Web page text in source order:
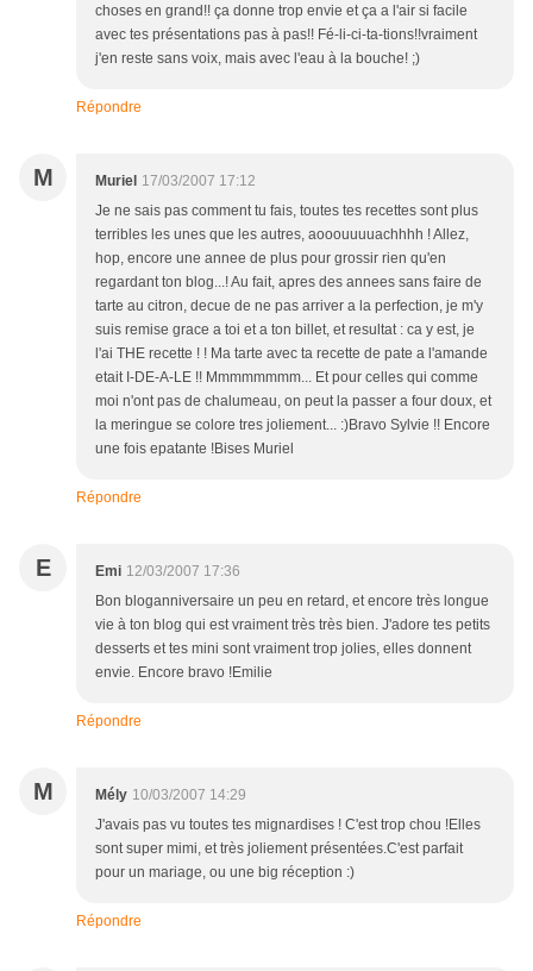
choses en grand!! ça donne trop envie et ça a l'air si facile
avec tes présentations pas à pas!! Fé-li-ci-ta-tions!!vraiment
j'en reste sans voix, mais avec l'eau à la bouche! ;)
Répondre
M Muriel 17/03/2007 17:12
Je ne sais pas comment tu fais, toutes tes recettes sont plus
terribles les unes que les autres, aooouuuuachhhh ! Allez,
hop, encore une annee de plus pour grossir rien qu'en
regardant ton blog...! Au fait, apres des annees sans faire de
tarte au citron, decue de ne pas arriver a la perfection, je m'y
suis remise grace a toi et a ton billet, et resultat : ca y est, je
l'ai THE recette ! ! Ma tarte avec ta recette de pate a l'amande
etait I-DE-A-LE !! Mmmmmmmm... Et pour celles qui comme
moi n'ont pas de chalumeau, on peut la passer a four doux, et
la meringue se colore tres joliement... :)Bravo Sylvie !! Encore
une fois epatante !Bises Muriel
Répondre
E Emi 12/03/2007 17:36
Bon bloganniversaire un peu en retard, et encore très longue
vie à ton blog qui est vraiment très très bien. J'adore tes petits
desserts et tes mini sont vraiment trop jolies, elles donnent
envie. Encore bravo !Emilie
Répondre
M Mély 10/03/2007 14:29
J'avais pas vu toutes tes mignardises ! C'est trop chou !Elles
sont super mimi, et très joliement présentées.C'est parfait
pour un mariage, ou une big réception :)
Répondre